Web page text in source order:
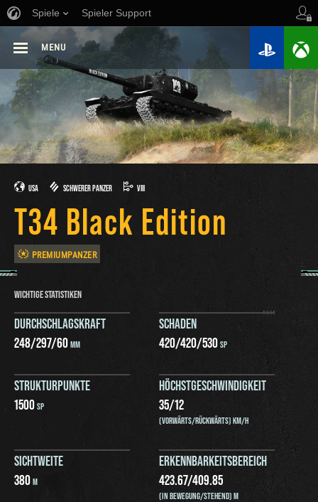
Spiele Spieler Support
MENU
USA SCHWERER PANZER VIII
T34 Black Edition
PREMIUMPANZER
WICHTIGE STATISTIKEN
DURCHSCHLAGSKRAFT
248/297/60MM
SCHADEN
420/420/530SP
STRUKTURPUNKTE
1500SP
HÖCHSTGESCHWINDIGKEIT
35/12
(VORWÄRTS/RÜCKWÄRTS) KM/H
SICHTWEITE
380M
ERKENNBARKEITSBEREICH
423.67/409.85
(IN BEWEGUNG/STEHEND) M